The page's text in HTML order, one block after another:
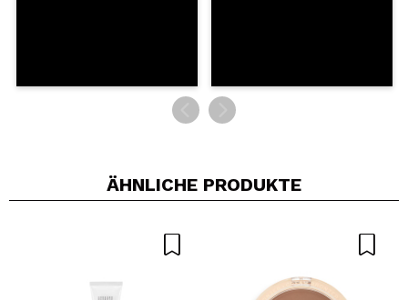
ÄHNLICHE PRODUKTE